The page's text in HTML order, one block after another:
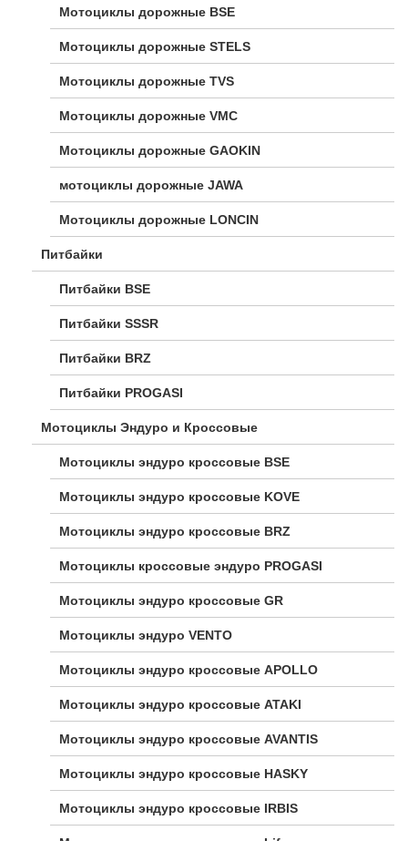
Мотоциклы дорожные BSE
Мотоциклы дорожные STELS
Мотоциклы дорожные TVS
Мотоциклы дорожные VMC
Мотоциклы дорожные GAOKIN
мотоциклы дорожные JAWA
Мотоциклы дорожные LONCIN
Питбайки
Питбайки BSE
Питбайки SSSR
Питбайки BRZ
Питбайки PROGASI
Мотоциклы Эндуро и Кроссовые
Мотоциклы эндуро кроссовые BSE
Мотоциклы эндуро кроссовые KOVE
Мотоциклы эндуро кроссовые BRZ
Мотоциклы кроссовые эндуро PROGASI
Мотоциклы эндуро кроссовые GR
Мотоциклы эндуро VENTO
Мотоциклы эндуро кроссовые APOLLO
Мотоциклы эндуро кроссовые ATAKI
Мотоциклы эндуро кроссовые AVANTIS
Мотоциклы эндуро кроссовые HASKY
Мотоциклы эндуро кроссовые IRBIS